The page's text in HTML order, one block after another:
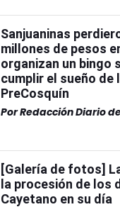
Sanjuaninas
millones de pesos
organizan un bingo
cumplir el sueño de
PreCosquín
PorRedacción Diario
[Galería de fotos]
la procesión de los
Cayetano en su día